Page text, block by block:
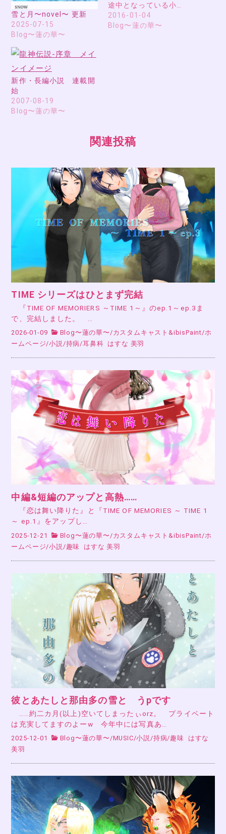
雪と月〜novel〜 更新
2025-07-15
Blog〜蓮の華〜
途中となっている小…
2016-01-04
Blog〜蓮の華〜
新作・長編小説 連載開
始
2007-08-19
Blog〜蓮の華〜
関連投稿
TIME シリーズはひとまず完結
『TIME OF MEMORIERS ～TIME 1～』のep.1～ep.3ま
で、完結しました。 …
2026-01-09 Blog〜蓮の華〜/カスタムキャスト&ibisPaint/ホ
ームページ/小説/持病/耳鼻科 はすな 美羽
中編&短編のアップと高熱……
『恋は舞い降りた』と『TIME OF MEMORIES ～ TIME 1
～ ep.1』をアップし…
2025-12-21 Blog〜蓮の華〜 /カスタムキャスト&ibisPaint/ホ
ームページ/小説 /趣味 はすな 美羽
彼とあたしと那由多の雪と うpです
……約二カ月(以上)空いてしまったぃorz。 プライベート
は充実してますのよーw 今年中には写真あ…
2025-12-01 Blog〜蓮の華〜/MUSIC/小説/持病/趣味
はすな
美羽